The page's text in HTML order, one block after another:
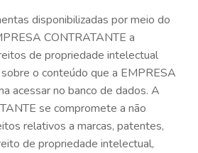
disponibilizadas por meio do
CONTRATANTE a
de propriedade intelectual
o conteúdo que a EMPRESA
acessar no banco de dados. A
se compromete a não
relativos a marcas, patentes,
de propriedade intelectual,